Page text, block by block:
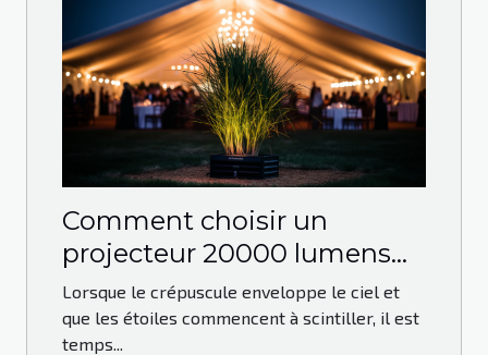
Comment choisir un
projecteur 20000 lumens
pour vos événements en
plein air
Lorsque le crépuscule enveloppe le ciel et
que les étoiles commencent à scintiller, il est
temps...